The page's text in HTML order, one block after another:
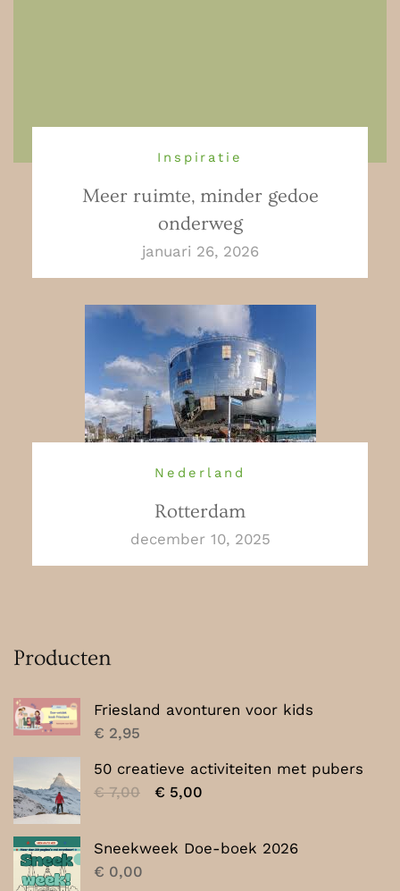
Inspiratie
Meer ruimte, minder gedoe
onderweg
januari 26, 2026
Nederland
Rotterdam
december 10, 2025
Producten
Friesland avonturen voor kids
€ 2,95
50 creatieve activiteiten met pubers
€7,00
Oorspronkelijke
€ 7,00.
€ 5,00
€ 5,00.
Sneekweek Doe-boek 2026
€ 0,00